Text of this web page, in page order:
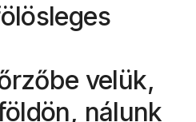
velük,
nálunk